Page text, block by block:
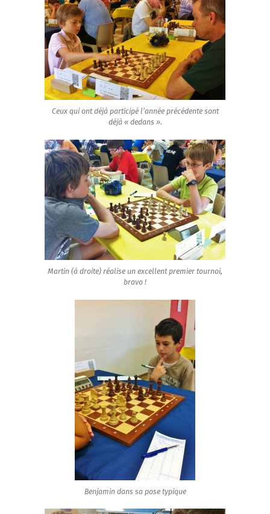
Ceux qui ont déjà participé l’année précédente sont
déjà « dedans ».
Martin (à droite) réalise un excellent premier tournoi,
bravo !
Benjamin dans sa pose typique